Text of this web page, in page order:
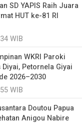
SD YAPIS Raih Juara
HUT ke-81 RI
WIB
WKRI Paroki
Petornela Giyai
2026–2030
WIB
Doutou Papua
Anigou Nabire